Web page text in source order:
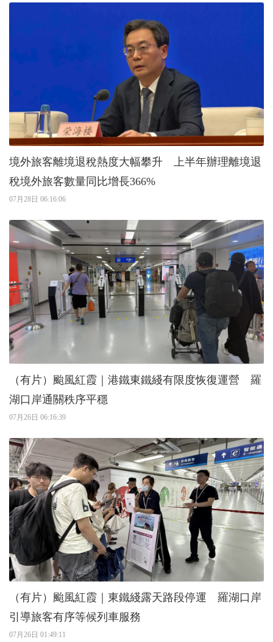
境外旅客離境退稅熱度大幅攀升 上半年辦理離境退
稅境外旅客數量同比增長366%
07月28日 06:16:06
（有片）颱風紅霞｜港鐵東鐵綫有限度恢復運營 羅
湖口岸通關秩序平穩
07月26日 06:16:39
（有片）颱風紅霞​｜東鐵綫露天路段停運 羅湖口岸
引導旅客有序等候列車服務
07月26日 01:49:11